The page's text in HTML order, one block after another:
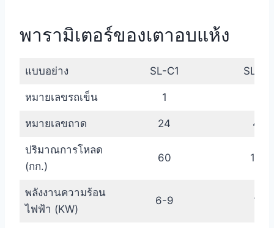
พารามิเตอร์ของเตาอบแห้ง
แบบอย่าง SL-C1 SL-C2
หมายเลขรถเข็น 1
หมายเลขถาด 24 48
ปริมาณการโหลด
(กก.)
60 120
พลังงานความร้อน
ไฟฟ้า (KW)
6-9 15